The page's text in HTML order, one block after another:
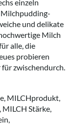
einzeln
Milchpudding-
und delikate
Milch
alle, die
probieren
zwischendurch.
MILCHprodukt,
Stärke,